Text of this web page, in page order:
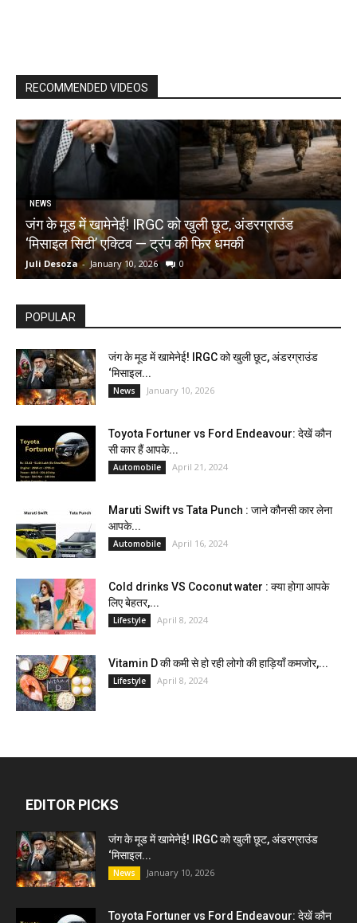
RECOMMENDED VIDEOS
NEWS
जंग के मूड में खामेनेई! IRGC को खुली छूट, अंडरग्राउंड
‘मिसाइल सिटी’ एक्टिव — ट्रंप की फिर धमकी
Juli Desoza - January 10, 2026 0
POPULAR
जंग के मूड में खामेनेई! IRGC को खुली छूट, अंडरग्राउंड
‘मिसाइल...
News January 10, 2026
Toyota Fortuner vs Ford Endeavour: देखें कौन
सी कार हैं आपके...
Automobile April 21, 2024
Maruti Swift vs Tata Punch : जाने कौनसी कार लेना
आपके...
Automobile April 16, 2024
Cold drinks VS Coconut water : क्या होगा आपके
लिए बेहतर,...
Lifestyle April 8, 2024
Vitamin D की कमी से हो रही लोगो की हाड़ियाँ कमजोर,...
Lifestyle April 8, 2024
EDITOR PICKS
जंग के मूड में खामेनेई! IRGC को खुली छूट, अंडरग्राउंड
‘मिसाइल...
News January 10, 2026
Toyota Fortuner vs Ford Endeavour: देखें कौन